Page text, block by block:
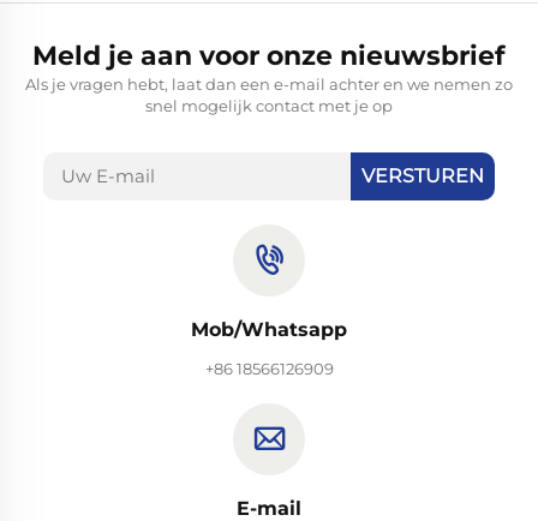
Meld je aan voor onze nieuwsbrief
Als je vragen hebt, laat dan een e-mail achter en we nemen zo
snel mogelijk contact met je op
VERSTUREN
Mob/Whatsapp
+86 18566126909
E-mail